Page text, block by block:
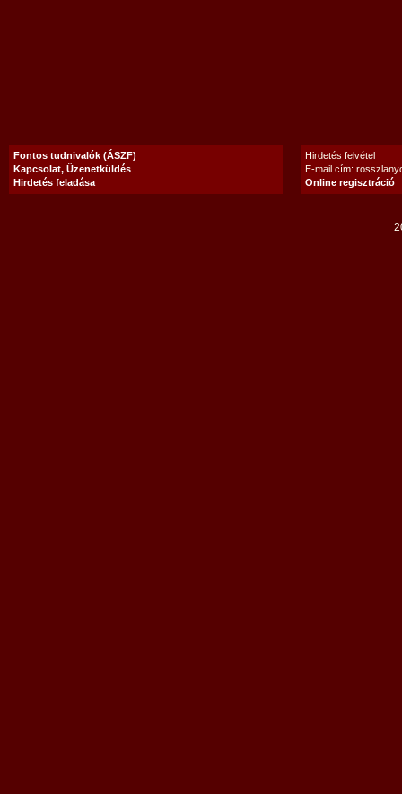
Fontos tudnivalók (ÁSZF)
Kapcsolat, Üzenetküldés
Hirdetés feladása
Hirdetés felvétel
E-mail cím:
Online regisztráció